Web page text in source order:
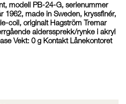
modell PB-24-G, serienummer
1962, made in Sweden, kryssfinér,
coil, originalt Hagström Tremar
alderssprekk/rynke i akryl
Vekt: 0 g Kontakt Lånekontoret